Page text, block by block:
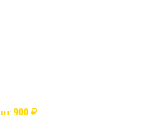
от 900 ₽